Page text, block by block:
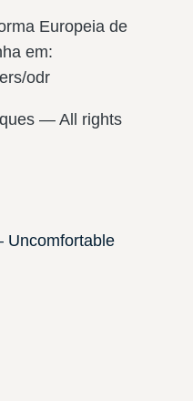
Europeia de
em:
odr
— All rights
Uncomfortable